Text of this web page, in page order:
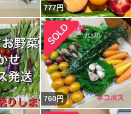
777円
760円